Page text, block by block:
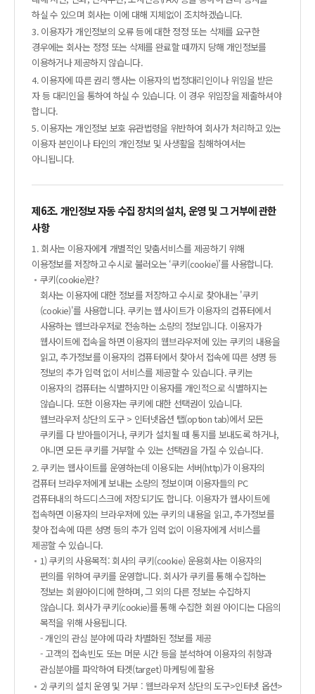
하실 수 있으며 회사는 이에 대해 지체없이 조치하겠습니다.
3. 이용자가 개인정보의 오류 등에 대한 정정 또는 삭제를 요구한
경우에는 회사는 정정 또는 삭제를 완료할 때까지 당해 개인정보를
이용하거나 제공하지 않습니다.
4. 이용자에 따른 권리 행사는 이용자의 법정대리인이나 위임을 받은
자 등 대리인을 통하여 하실 수 있습니다. 이 경우 위임장을 제출하셔야
합니다.
5. 이용자는 개인정보 보호 유관법령을 위반하여 회사가 처리하고 있는
이용자 본인이나 타인의 개인정보 및 사생활을 침해하여서는
아니됩니다.
제6조. 개인정보 자동 수집 장치의 설치, 운영 및 그 거부에 관한
사항
1. 회사는 이용자에게 개별적인 맞춤서비스를 제공하기 위해
이용정보를 저장하고 수시로 불러오는 ‘쿠키(cookie)’를 사용합니다.
쿠키(cookie)란?
회사는 이용자에 대한 정보를 저장하고 수시로 찾아내는 '쿠키
(cookie)'를 사용합니다. 쿠키는 웹사이트가 이용자의 컴퓨터에서
사용하는 웹브라우저로 전송하는 소량의 정보입니다. 이용자가
웹사이트에 접속을 하면 이용자의 웹브라우저에 있는 쿠키의 내용을
읽고, 추가정보를 이용자의 컴퓨터에서 찾아서 접속에 따른 성명 등
정보의 추가 입력 없이 서비스를 제공할 수 있습니다. 쿠키는
이용자의 컴퓨터는 식별하지만 이용자를 개인적으로 식별하지는
않습니다. 또한 이용자는 쿠키에 대한 선택권이 있습니다.
웹브라우저 상단의 도구 > 인터넷옵션 탭(option tab)에서 모든
쿠키를 다 받아들이거나, 쿠키가 설치될 때 통지를 보내도록 하거나,
아니면 모든 쿠키를 거부할 수 있는 선택권을 가질 수 있습니다.
2. 쿠키는 웹사이트를 운영하는데 이용되는 서버(http)가 이용자의
컴퓨터 브라우저에게 보내는 소량의 정보이며 이용자들의 PC
컴퓨터내의 하드디스크에 저장되기도 합니다. 이용자가 웹사이트에
접속하면 이용자의 브라우저에 있는 쿠키의 내용을 읽고, 추가정보를
찾아 접속에 따른 성명 등의 추가 입력 없이 이용자에게 서비스를
제공할 수 있습니다.
1) 쿠키의 사용목적: 회사의 쿠키(cookie) 운용회사는 이용자의
편의를 위하여 쿠키를 운영합니다. 회사가 쿠키를 통해 수집하는
정보는 회원아이디에 한하며, 그 외의 다른 정보는 수집하지
않습니다. 회사가 쿠키(cookie)를 통해 수집한 회원 아이디는 다음의
목적을 위해 사용됩니다.
- 개인의 관심 분야에 따라 차별화된 정보를 제공
- 고객의 접속빈도 또는 머문 시간 등을 분석하여 이용자의 취향과
관심분야를 파악하여 타겟(target) 마케팅에 활용
2) 쿠키의 설치 운영 및 거부 : 웹브라우저 상단의 도구>인터넷 옵션>